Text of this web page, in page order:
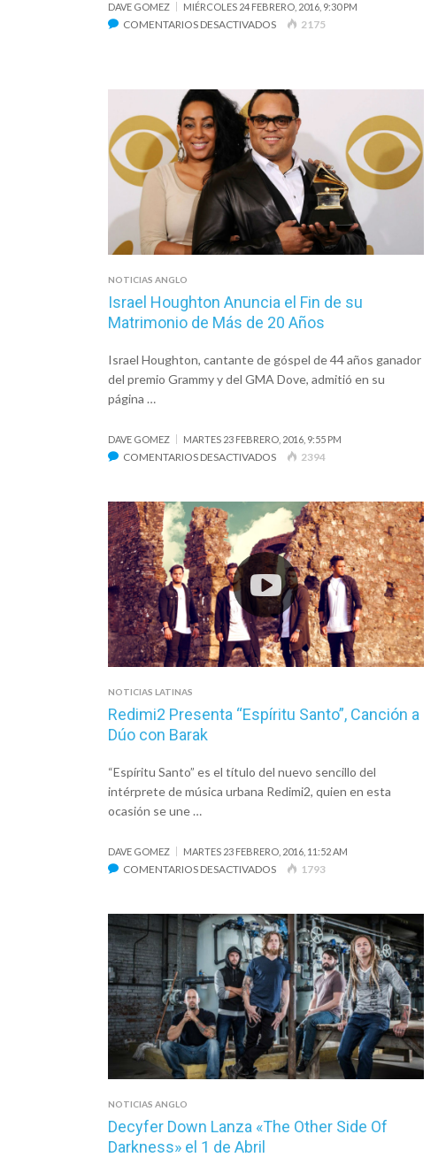
DAVE GOMEZ MIÉRCOLES 24 FEBRERO, 2016, 9:30 PM
COMENTARIOS DESACTIVADOSEN
«HAVE
IT
ALL»
2175
NOTICIAS ANGLO
Israel Houghton Anuncia el Fin de su
Matrimonio de Más de 20 Años
Israel Houghton, cantante de góspel de 44 años ganador
del premio Grammy y del GMA Dove, admitió en su
página …
DAVE GOMEZ MARTES 23 FEBRERO, 2016, 9:55 PM
COMENTARIOS DESACTIVADOSEN
ANUNCIA
EL
FIN
DE
SU
MATRIMONIO
DE
MÁS
DE
2394
NOTICIAS LATINAS
Redimi2 Presenta “Espíritu Santo”, Canción a
Dúo con Barak
“Espíritu Santo” es el título del nuevo sencillo del
intérprete de música urbana Redimi2, quien en esta
ocasión se une …
DAVE GOMEZ MARTES 23 FEBRERO, 2016, 11:52 AM
COMENTARIOS DESACTIVADOSEN
“ESPÍRITU
SANTO”,
CANCIÓN
A
DÚO
CON
BARAK
1793
NOTICIAS ANGLO
Decyfer Down Lanza «The Other Side Of
Darkness» el 1 de Abril